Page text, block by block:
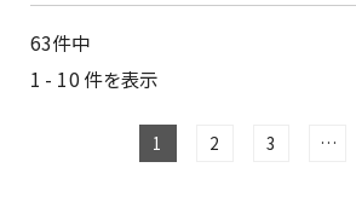
63件中
1 - 10 件を表示
1 2 3 …